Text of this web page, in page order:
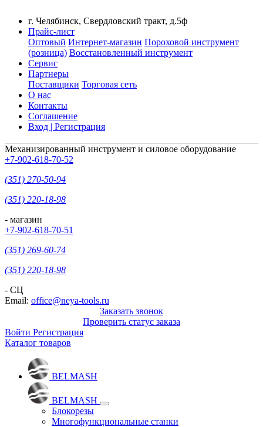
г. Челябинск, Свердловский тракт, д.5ф
Прайс-лист
Оптовый Интернет-магазин Пороховой инструмент
(розница) Восстановленный инструмент
Сервис
Партнеры
Поставщики Торговая сеть
О нас
Контакты
Соглашение
Вход | Регистрация
Механизированный инструмент и силовое оборудование
+7-902-618-70-52
(351) 270-50-94
(351) 220-18-98
- магазин
+7-902-618-70-51
(351) 269-60-74
(351) 220-18-98
- СЦ
Email: office@neya-tools.ru
Заказать звонок
Проверить статус заказа
Войти Регистрация
Каталог товаров
BELMASH
BELMASH
Блокорезы
Многофункциональные станки